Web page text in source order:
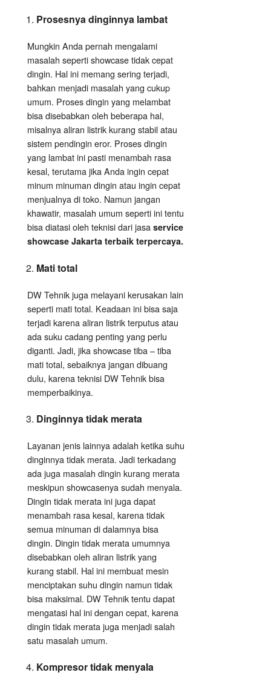
Prosesnya dinginnya lambat
Mungkin Anda pernah mengalami
masalah seperti showcase tidak cepat
dingin. Hal ini memang sering terjadi,
bahkan menjadi masalah yang cukup
umum. Proses dingin yang melambat
bisa disebabkan oleh beberapa hal,
misalnya aliran listrik kurang stabil atau
sistem pendingin eror. Proses dingin
yang lambat ini pasti menambah rasa
kesal, terutama jika Anda ingin cepat
minum minuman dingin atau ingin cepat
menjualnya di toko. Namun jangan
khawatir, masalah umum seperti ini tentu
bisa diatasi oleh teknisi dari jasa service
showcase Jakarta terbaik terpercaya.
Mati total
DW Tehnik juga melayani kerusakan lain
seperti mati total. Keadaan ini bisa saja
terjadi karena aliran listrik terputus atau
ada suku cadang penting yang perlu
diganti. Jadi, jika showcase tiba – tiba
mati total, sebaiknya jangan dibuang
dulu, karena teknisi DW Tehnik bisa
memperbaikinya.
Dinginnya tidak merata
Layanan jenis lainnya adalah ketika suhu
dinginnya tidak merata. Jadi terkadang
ada juga masalah dingin kurang merata
meskipun showcasenya sudah menyala.
Dingin tidak merata ini juga dapat
menambah rasa kesal, karena tidak
semua minuman di dalamnya bisa
dingin. Dingin tidak merata umumnya
disebabkan oleh aliran listrik yang
kurang stabil. Hal ini membuat mesin
menciptakan suhu dingin namun tidak
bisa maksimal. DW Tehnik tentu dapat
mengatasi hal ini dengan cepat, karena
dingin tidak merata juga menjadi salah
satu masalah umum.
Kompresor tidak menyala